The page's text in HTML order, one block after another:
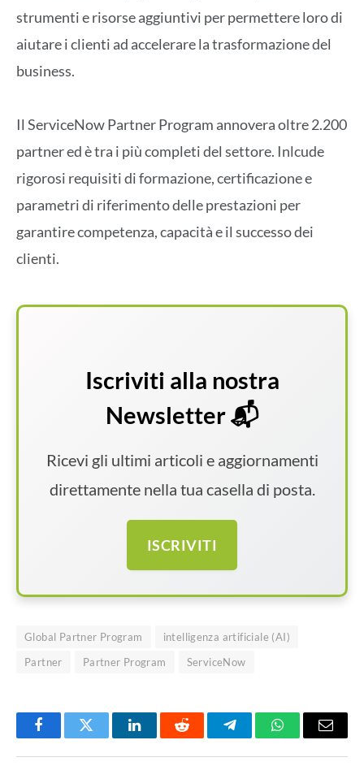
strumenti e risorse aggiuntivi per permettere loro di
aiutare i clienti ad accelerare la trasformazione del
business.
Il ServiceNow Partner Program annovera oltre 2.200
partner ed è tra i più completi del settore. Inlcude
rigorosi requisiti di formazione, certificazione e
parametri di riferimento delle prestazioni per
garantire competenza, capacità e il successo dei
clienti.
Iscriviti alla nostra
Newsletter 📬
Ricevi gli ultimi articoli e aggiornamenti
direttamente nella tua casella di posta.
ISCRIVITI
Global Partner Program
intelligenza artificiale (AI)
Partner
Partner Program ServiceNow
FacebookTwitter LinkedInReddit TelegramWhatsAppEmail